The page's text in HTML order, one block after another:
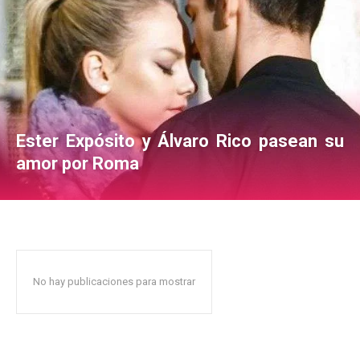
Ester Expósito y Álvaro Rico pasean su
amor por Roma
No hay publicaciones para mostrar